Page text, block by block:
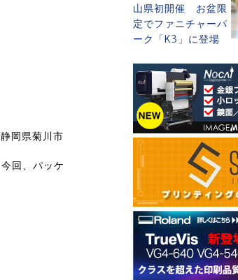
岡県菊川市
回、パッケ
山県初開催 お盆限
定でファニチャーパ
ーク「K3」に登場